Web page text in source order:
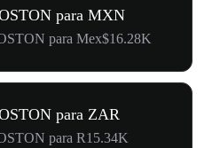
para MXN
para Mex$16.28K
para ZAR
para R15.34K